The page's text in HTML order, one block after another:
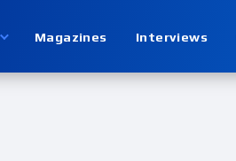
Magazines Interviews